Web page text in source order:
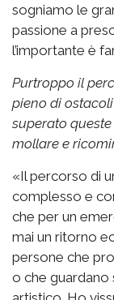
sogniamo le
passione a
l’importante è
Purtroppo il
pieno di
superato
mollare e
«Il percorso di
complesso e
che per un
mai un ritorno
persone che
o che